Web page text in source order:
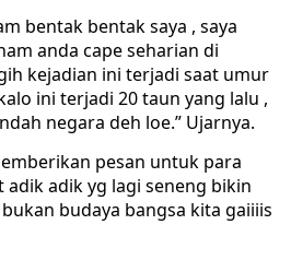
bentak bentak saya , saya
anda cape seharian di
kejadian ini terjadi saat umur
ini terjadi 20 taun yang lalu ,
negara deh loe.” Ujarnya.
pesan untuk para
adik adik yg lagi seneng bikin
bukan budaya bangsa kita gaiiiis